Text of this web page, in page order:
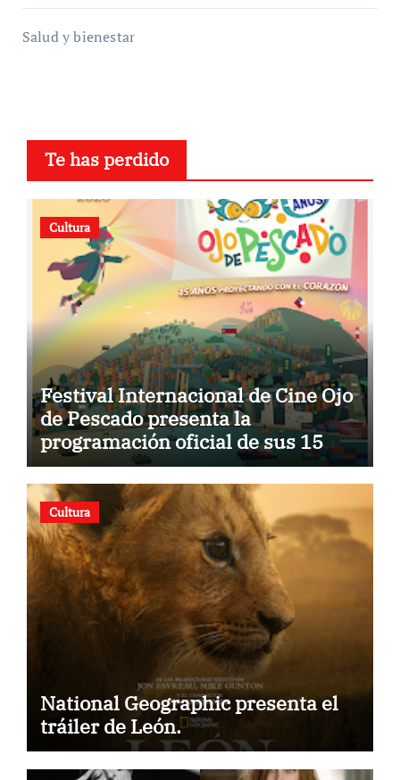
Salud y bienestar
Te has perdido
Cultura
Festival Internacional de Cine Ojo
de Pescado presenta la
programación oficial de sus 15
años
Cultura
National Geographic presenta el
tráiler de León.